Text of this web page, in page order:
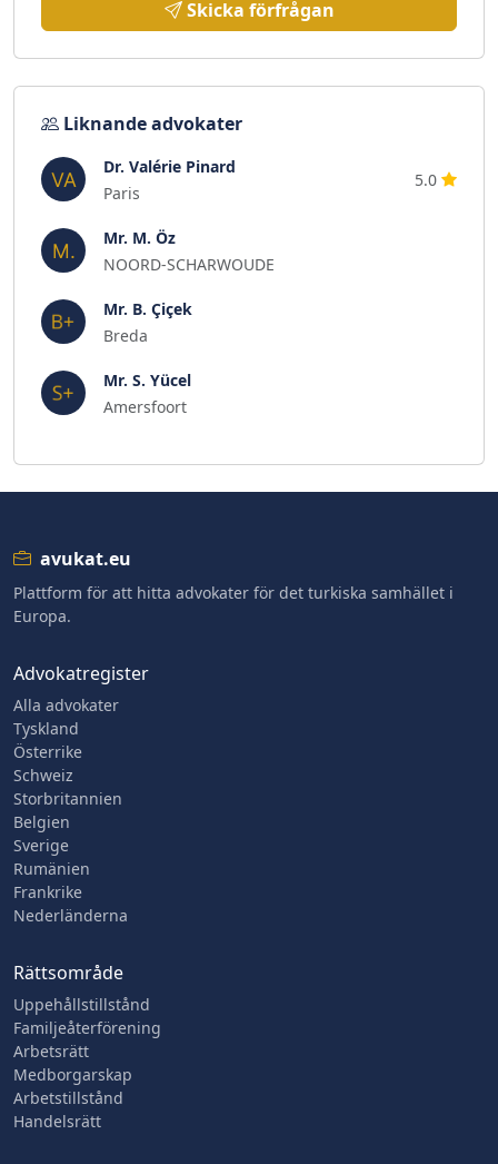
Skicka förfrågan
Liknande advokater
Dr. Valérie Pinard
Paris
5.0
Mr. M. Öz
NOORD-SCHARWOUDE
Mr. B. Çiçek
Breda
Mr. S. Yücel
Amersfoort
avukat.eu
Plattform för att hitta advokater för det turkiska samhället i
Europa.
Advokatregister
Alla advokater
Tyskland
Österrike
Schweiz
Storbritannien
Belgien
Sverige
Rumänien
Frankrike
Nederländerna
Rättsområde
Uppehållstillstånd
Familjeåterförening
Arbetsrätt
Medborgarskap
Arbetstillstånd
Handelsrätt